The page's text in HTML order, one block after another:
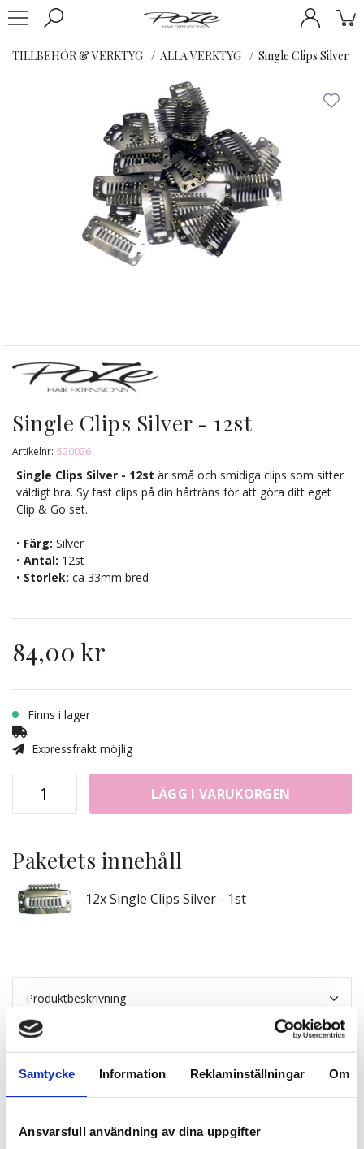
Samtycke Information Reklaminställningar Om
Ansvarsfull användning av dina uppgifter
TILLBEHÖR & VERKTYG ALLA VERKTYG Single Clips Silver -
Single Clips Silver - 12st
Artikelnr: 520026
Single Clips Silver - 12st är små och smidiga clips som sitter
väldigt bra. Sy fast clips på din hårträns för att göra ditt eget
Clip & Go set.
• Färg: Silver
• Antal: 12st
• Storlek: ca 33mm bred
84,00 kr
Finns i lager
Expressfrakt möjlig
LÄGG I VARUKORGEN
Paketets innehåll
12x Single Clips Silver - 1st
Produktbeskrivning
Relaterade produkter